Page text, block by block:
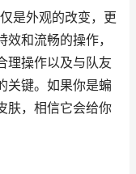
是外观的改变，更
和流畅的操作，
理操作以及与队友
关键。如果你是蝙
肤，相信它会给你